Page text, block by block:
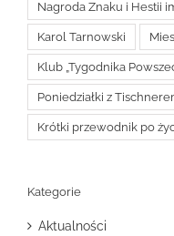
Nagroda Znaku i Hestii
Karol Tarnowski
Klub „Tygodnika
Poniedziałki z
Krótki przewodnik po
Kategorie
Aktualności